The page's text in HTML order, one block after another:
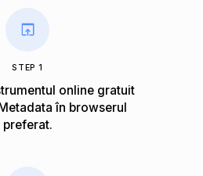
STEP 1
online gratuit
în browserul
preferat.